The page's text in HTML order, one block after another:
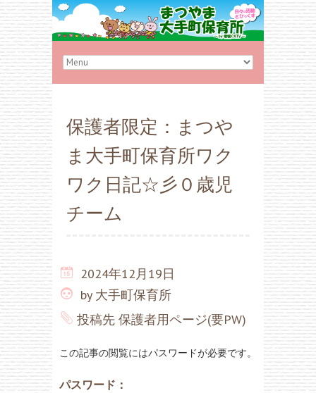
保護者限定：まつや
ま大手町保育所ワク
ワク日記☆彡０歳児
チーム
2024年12月19日
by 大手町保育所
投稿先 保護者用ページ(要PW)
この記事の閲覧にはパスワードが必要です。
パスワード：